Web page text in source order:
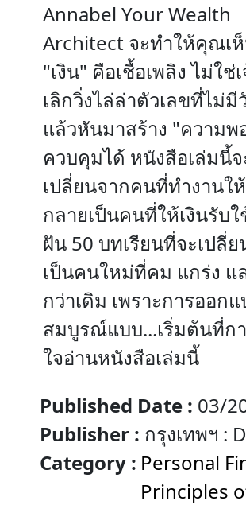
Annabel Your Wealth
Architect จะทำให้คุณเ
"เงิน" คือเชื้อเพลิง ไม่ใช่
เลิกวิ่งไล่ล่าตัวเลขที่ไม่
แล้วหันมาสร้าง "ความพ
ควบคุมได้ หนังสือเล่มนี้
เปลี่ยนจากคนที่ทำงานใ
กลายเป็นคนที่ให้เงินรับ
ฝัน 50 บทเรียนที่จะเปลี่
เป็นคนใหม่ที่คม แกร่ง แ
กว่าเดิม เพราะการออก
สมบูรณ์แบบ...เริ่มต้นที่ก
ใจอ่านหนังสือเล่มนี้
Published Date : 03/
Publisher : กรุงเทพฯ :
Category : Personal
Principles